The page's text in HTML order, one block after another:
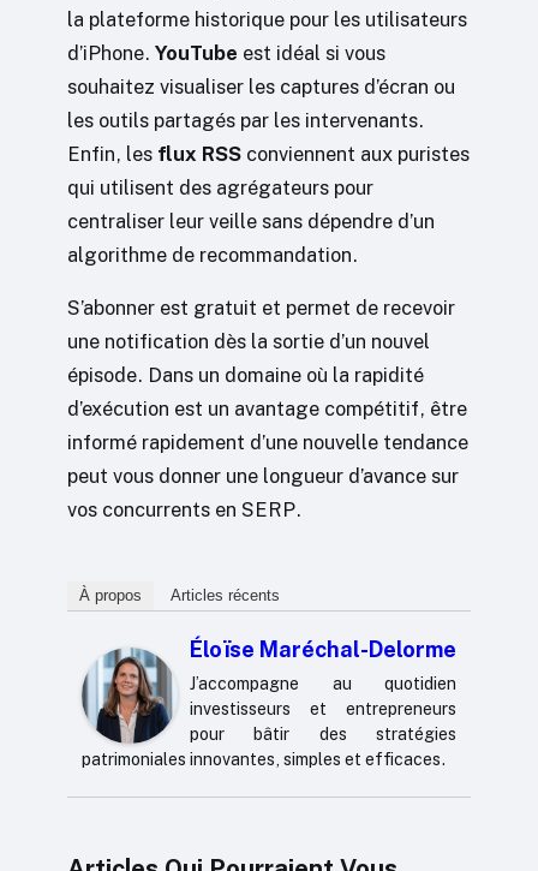
la plateforme historique pour les utilisateurs
d’iPhone. YouTube est idéal si vous
souhaitez visualiser les captures d’écran ou
les outils partagés par les intervenants.
Enfin, les flux RSS conviennent aux puristes
qui utilisent des agrégateurs pour
centraliser leur veille sans dépendre d’un
algorithme de recommandation.
S’abonner est gratuit et permet de recevoir
une notification dès la sortie d’un nouvel
épisode. Dans un domaine où la rapidité
d’exécution est un avantage compétitif, être
informé rapidement d’une nouvelle tendance
peut vous donner une longueur d’avance sur
vos concurrents en SERP.
À propos Articles récents
Éloïse Maréchal-Delorme
J’accompagne au quotidien
investisseurs et entrepreneurs
pour bâtir des stratégies
patrimoniales innovantes, simples et efficaces.